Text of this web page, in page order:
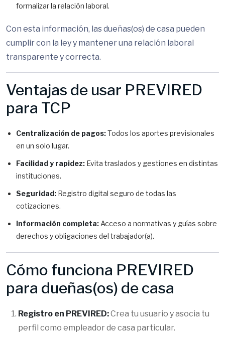
formalizar la relación laboral.
Con esta información, las dueñas(os) de casa pueden
cumplir con la ley y mantener una relación laboral
transparente y correcta.
Ventajas de usar PREVIRED
para TCP
Centralización de pagos:Todos los aportes previsionales
en un solo lugar.
Facilidad y rapidez: Evita traslados y gestiones en distintas
instituciones.
Seguridad: Registro digital seguro de todas las
cotizaciones.
Información completa: Acceso a normativas y guías sobre
derechos y obligaciones del trabajador(a).
Cómo funciona PREVIRED
para dueñas(os) de casa
Registro en PREVIRED:Crea tu usuario y asocia tu
perfil como empleador de casa particular.